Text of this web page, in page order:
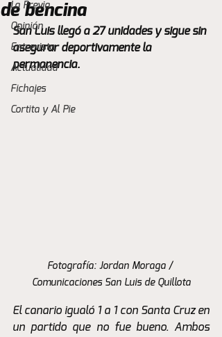
La Previa
Opinión
Entrevista
Actualidad
Fichajes
Cortita y Al Pie
de bencina
San Luis llegó a 27 unidades y sigue sin
asegurar deportivamente la
permanencia.
Fotografía: Jordan Moraga /
Comunicaciones San Luis de Quillota
El canario igualó 1 a 1 con Santa Cruz en
un partido que no fue bueno. Ambos